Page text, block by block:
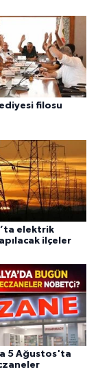
filosu
elektrik
ilçeler
5 Ağustos'ta